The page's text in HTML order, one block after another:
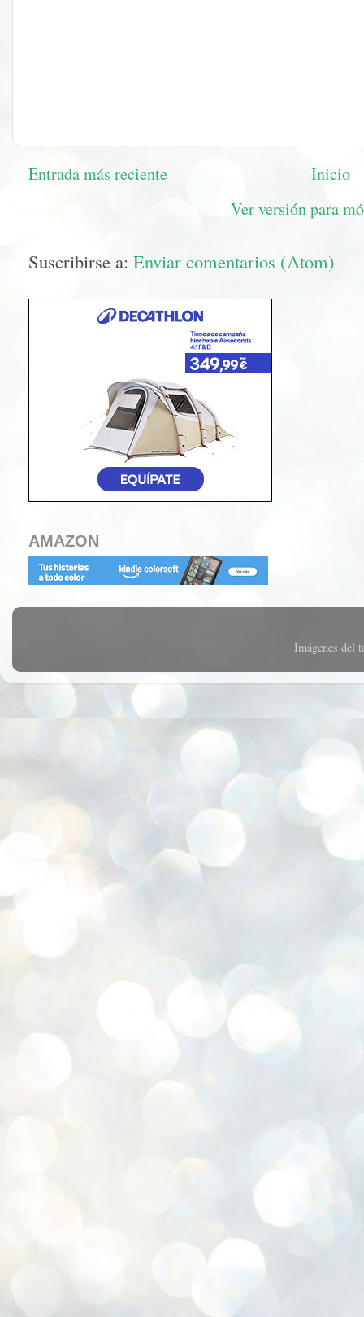
Entrada más reciente
Inicio
Ver versión para
Suscribirse a: Enviar comentarios (Atom)
AMAZON
Imágenes del